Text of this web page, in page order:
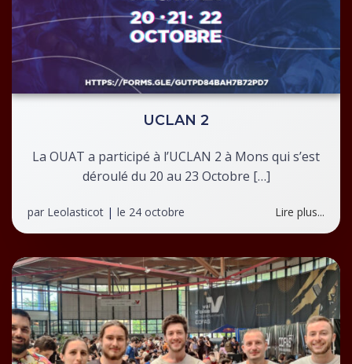
UCLAN 2
La OUAT a participé à l’UCLAN 2 à Mons qui s’est
déroulé du 20 au 23 Octobre […]
par Leolasticot | le 24 octobre Lire plus...